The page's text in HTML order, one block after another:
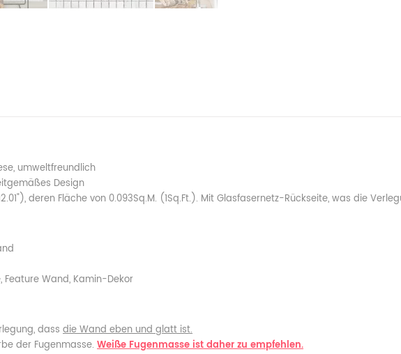
umweltfreundlich
Design
deren Fläche von 0.093Sq.M. (1Sq.Ft.). Mit Glasfasernetz-Rückseite, was die
Feature Wand, Kamin-Dekor
dass die Wand eben und glatt ist.
der Fugenmasse. Weiße Fugenmasse ist daher zu empfehlen.